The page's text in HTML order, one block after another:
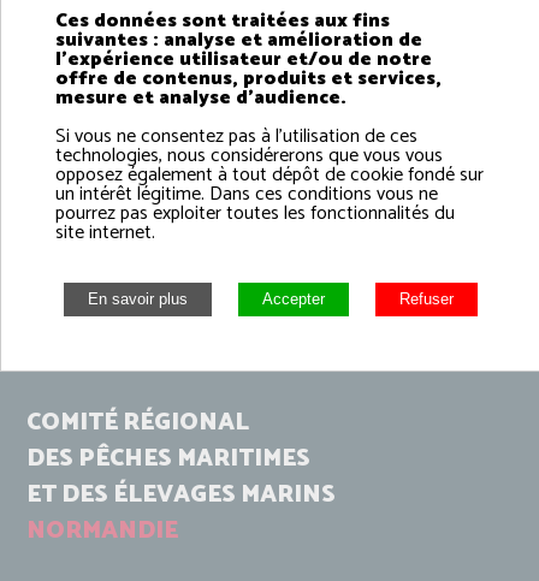
COMITÉ RÉGIONAL
DES PÊCHES MARITIMES
ET DES ÉLEVAGES MARINS
NORMANDIE
Ces données sont traitées aux fins
suivantes : analyse et amélioration de
l'expérience utilisateur et/ou de notre
offre de contenus, produits et services,
mesure et analyse d'audience.
Si vous ne consentez pas à l'utilisation de ces
technologies, nous considérerons que vous vous
opposez également à tout dépôt de cookie fondé sur
un intérêt légitime. Dans ces conditions vous ne
pourrez pas exploiter toutes les fonctionnalités du
site internet.